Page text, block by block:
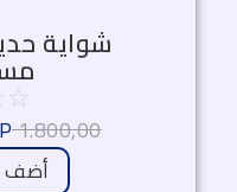
شواية حديد
مسطحة
☆
1.800,00
EGP
أضف الي